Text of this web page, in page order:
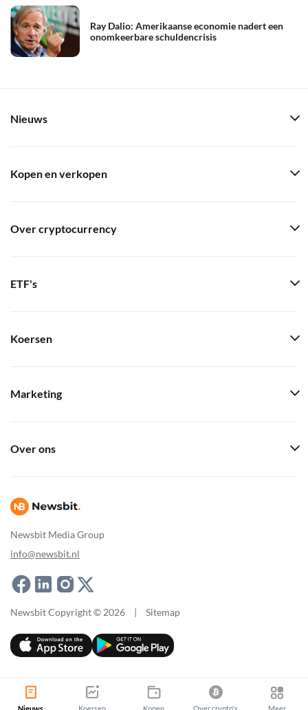
Ray Dalio: Amerikaanse economie nadert een
onomkeerbare schuldencrisis
Newsbit Media Group
info@newsbit.nl
Nieuws
Kopen en verkopen
Over cryptocurrency
ETF's
Koersen
Marketing
Over ons
Newsbit Copyright © 2026 | Sitemap